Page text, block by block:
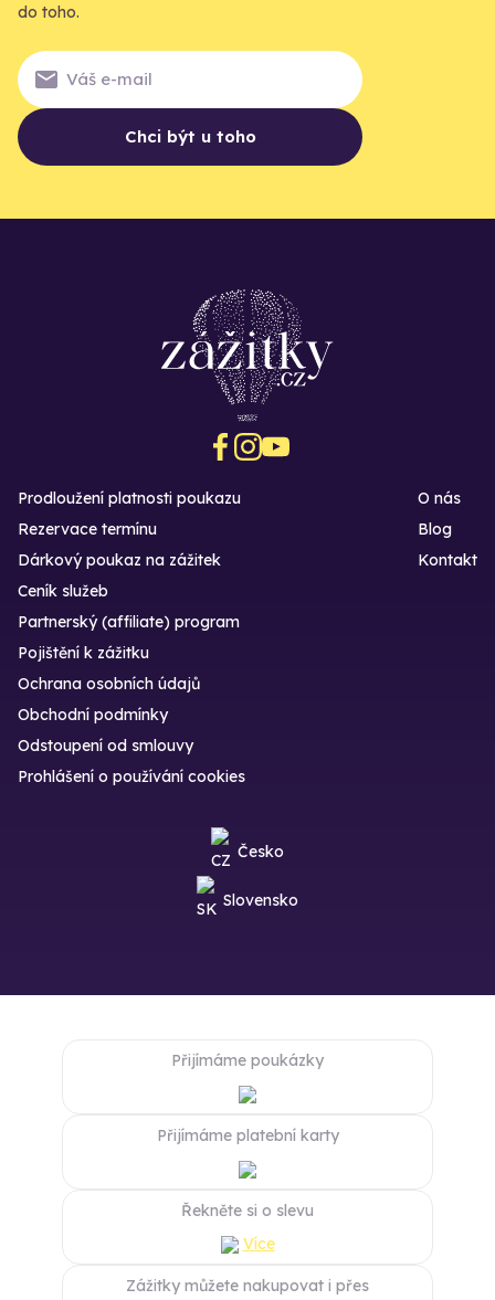
do toho.
Chci být u toho
Prodloužení platnosti poukazu
Rezervace termínu
Dárkový poukaz na zážitek
O nás
Blog
Kontakt
Ceník služeb
Partnerský (affiliate) program
Pojištění k zážitku
Ochrana osobních údajů
Obchodní podmínky
Odstoupení od smlouvy
Prohlášení o používání cookies
Česko
Slovensko
Přijímáme poukázky
Přijímáme platební karty
Řekněte si o slevu
Více
Zážitky můžete nakupovat i přes